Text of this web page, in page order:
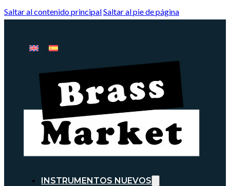
Saltar al contenido principalSaltar al pie de página
INSTRUMENTOS NUEVOS